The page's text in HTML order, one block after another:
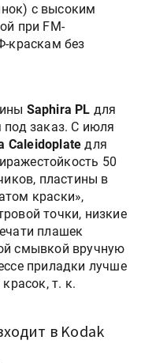
c высоким
при FM-
краскам без
Saphira PL для
заказ. С июля
Caleidoplate для
50
пластины в
краски»,
точки, низкие
плашек
смывкой вручную
приладки лучше
т. к.
в Kodak